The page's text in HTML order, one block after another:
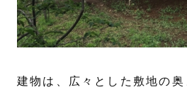
建物は、広々とした敷地の